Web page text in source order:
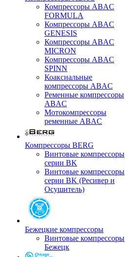
Компрессоры ABAC
FORMULA
Компрессоры ABAC
GENESIS
Компрессоры ABAC
MICRON
Компрессоры ABAC
SPINN
Коаксиальные
компрессоры ABAC
Ременные компрессоры
ABAC
Мотокомпрессоры
ременные ABAC
Компрессоры BERG
Винтовые компрессоры
серии BK
Винтовые компрессоры
серии BK (Ресивер и
Осушитель)
Бежецкие компрессоры
Винтовые компрессоры
Бежецк